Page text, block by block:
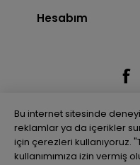
Hesabım
Bu internet sitesinde
reklamlar ya da içerikler
için çerezleri kullanıyoruz.
kullanımımıza izin vermiş